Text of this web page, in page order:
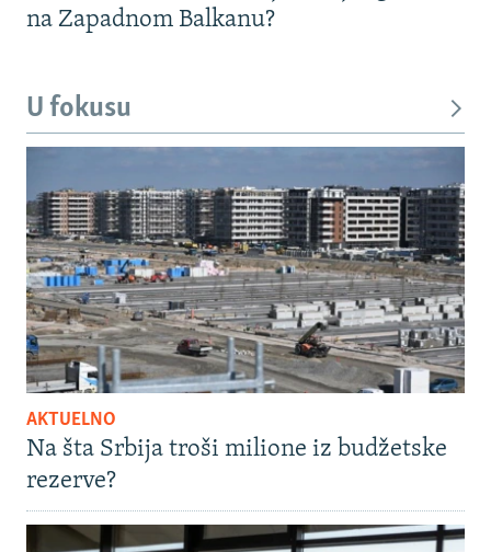
na Zapadnom Balkanu?
U fokusu
AKTUELNO
Na šta Srbija troši milione iz budžetske
rezerve?